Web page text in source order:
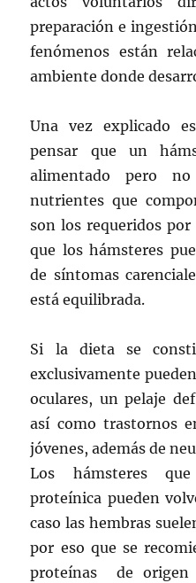
preparación e
fenómenos están
ambiente donde
Una vez explicado
pensar que un
alimentado pero
nutrientes que
son los requeridos por
que los hámsteres
de síntomas
está equilibrada.
Si la dieta se
exclusivamente
oculares, un pelaje
así como trastornos
jóvenes, además de
Los hámsteres
proteínica pueden
caso las hembras
por eso que se
proteínas de origen